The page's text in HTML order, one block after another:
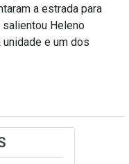
a estrada para
salientou Heleno
e um dos